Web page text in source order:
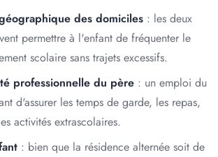
des domiciles : les deux
permettre à l'enfant de fréquenter le
scolaire sans trajets excessifs.
professionnelle du père : un emploi du
d'assurer les temps de garde, les repas,
activités extrascolaires.
: bien que la résidence alternée soit de